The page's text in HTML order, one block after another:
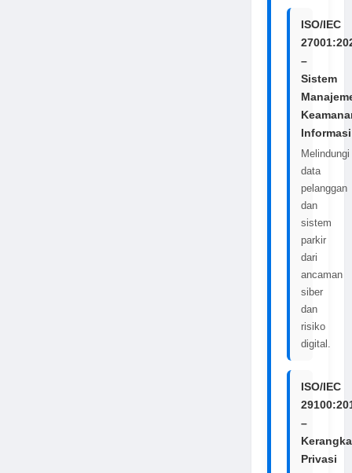
ISO/IEC
–
Sistem
Informasi
Melindungi
data
pelanggan
dan
sistem
parkir
dari
ancaman
siber
dan
risiko
digital.
ISO/IEC
–
Kerangka
Privasi